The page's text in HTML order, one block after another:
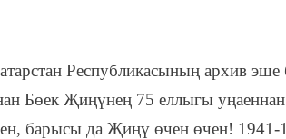
Республикасының архив
Бөек Җиңүнең 75 еллыгы
барысы да Җиңү өчен өчен! 1941-